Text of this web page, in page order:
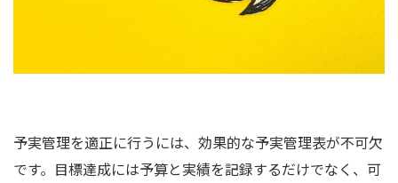
予実管理を適正に行うには、効果的な予実管理表が不可欠
です。目標達成には予算と実績を記録するだけでなく、可